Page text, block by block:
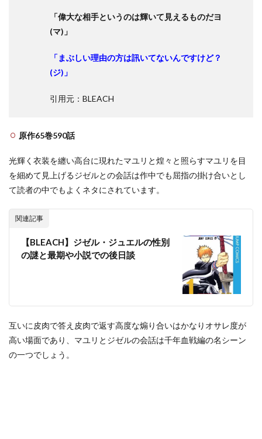
「偉大な相手というのは輝いて見えるものだヨ
(マ)」
「まぶしい理由の方は訊いてないんですけど？
(ジ)」
引用元：BLEACH
原作65巻590話
光輝く衣装を纏い高台に現れたマユリと煌々と照らすマユリを目
を細めて見上げるジゼルとの会話は作中でも屈指の掛け合いとし
て読者の中でもよくネタにされています。
関連記事
【BLEACH】ジゼル・ジュエルの性別
の謎と最期や小説での後日談
互いに皮肉で答え皮肉で返す高度な煽り合いはかなりオサレ度が
高い場面であり、マユリとジゼルの会話は千年血戦編の名シーン
の一つでしょう。